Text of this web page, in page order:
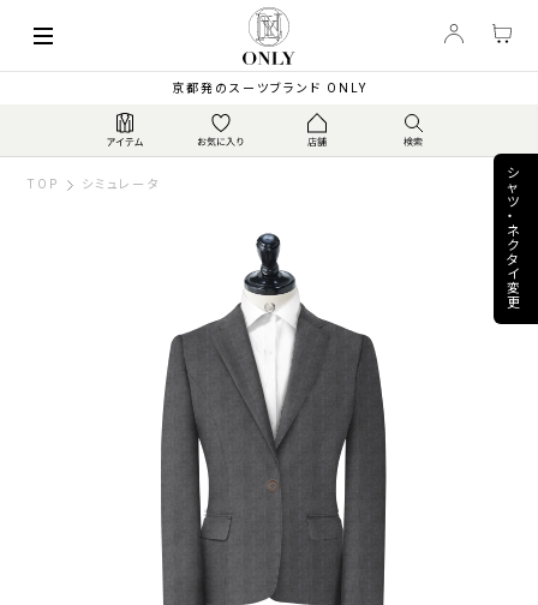
京都発のスーツブランド ONLY
TOP シミュレータ
【通年】英マーティンソ... PRICE
シ
ャ
ツ
・
ネ
ク
タ
イ
変
更